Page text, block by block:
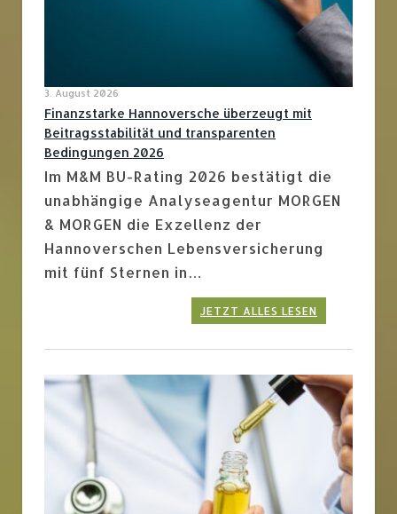
3. August 2026
Finanzstarke Hannoversche überzeugt mit
Beitragsstabilität und transparenten
Bedingungen 2026
Im M&M BU-Rating 2026 bestätigt die
unabhängige Analyseagentur MORGEN
& MORGEN die Exzellenz der
Hannoverschen Lebensversicherung
mit fünf Sternen in…
JETZT ALLES LESEN